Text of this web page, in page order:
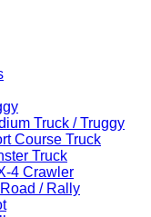
Truck / Truggy
Course Truck
Truck
4 Crawler
/ Rally